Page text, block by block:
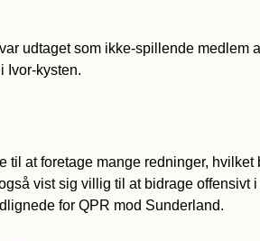
udtaget som ikke-spillende
Ivor-kysten.
at foretage mange redninger,
vist sig villig til at bidrage
for QPR mod Sunderland.